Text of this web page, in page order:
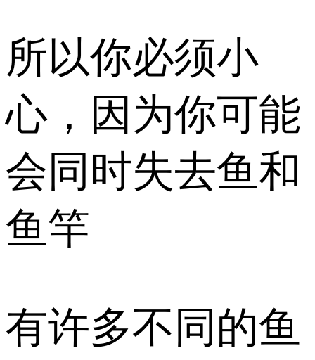
所以你必须小
心，因为你可能
会同时失去鱼和
鱼竿
有许多不同的鱼